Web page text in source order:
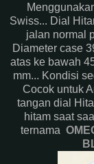
Swiss... Dial
jalan normal
Diameter case
atas ke bawah
mm... Kondisi
Cocok untuk
tangan dial
hitam saat
ternama